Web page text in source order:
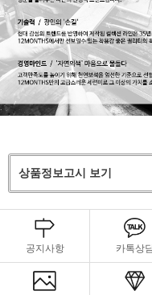
상품정보고시 보기
공지사항 카톡상